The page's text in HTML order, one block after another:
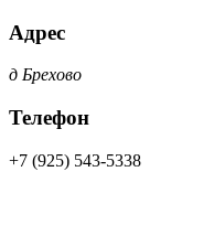
Адрес
д Брехово
Телефон
+7 (925) 543-5338